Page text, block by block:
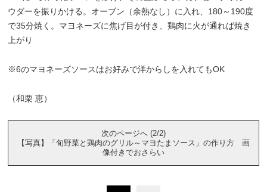
ウダーを振りかける。オーブン（余熱なし）に入れ、180～190度
で35分焼く。マヨネーズに焦げ目が付き、鶏肉に火が通れば焼き
上がり
※6のマヨネーズソースはお好みで洋からしを入れてもOK
（和栗 恵）
次のページへ (2/2)
【写真】「旬野菜と鶏肉のグリル～マヨたまソース」の作り方 画
像付きでおさらい